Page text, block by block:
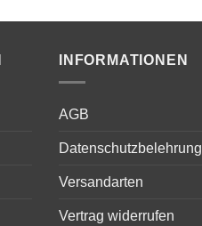
INFORMATIONEN
AGB
Datenschutzbelehrung
Versandarten
Vertrag widerrufen